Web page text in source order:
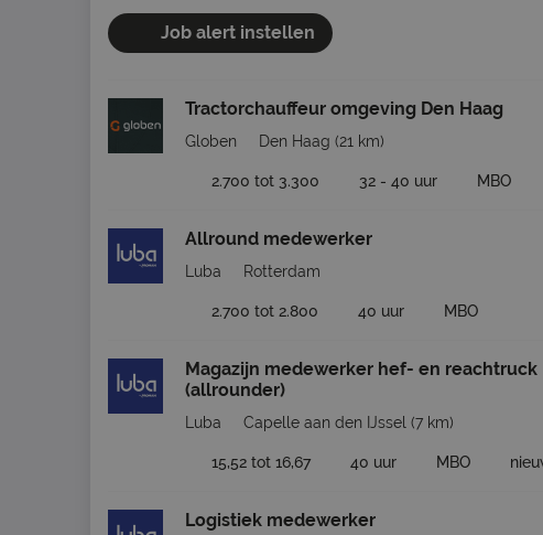
Job alert instellen
Tractorchauffeur omgeving Den Haag
Globen Den Haag (21 km)
2.700 tot 3.300 32 - 40 uur MBO
Allround medewerker
Luba Rotterdam
2.700 tot 2.800 40 uur MBO
Magazijn medewerker hef- en reachtruck
(allrounder)
Luba Capelle aan den IJssel (7 km)
15,52 tot 16,67 40 uur MBO
Logistiek medewerker